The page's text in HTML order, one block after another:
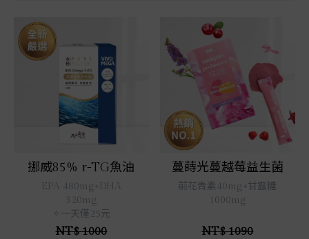
立即選購
挪威85% r-TG魚油
EPA 480mg+DHA
320mg
✧一天僅25元
NT$ 1000
立即選購
蔓蒔光蔓越莓益生菌
前花青素40mg+甘露糖
1000mg
NT$ 1090